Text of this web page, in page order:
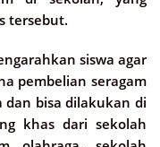
tersebut.
siswa agar
pembelian seragam
dan bisa dilakukan di
khas dari sekolah